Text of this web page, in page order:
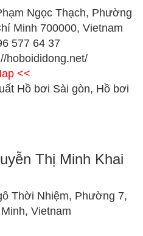
Ngọc Thạch, Phường
Minh 700000, Vietnam
577 64 37
hoboididong.net/
<<
Hồ bơi Sài gòn, Hồ bơi
Thị Minh Khai
Thời Nhiệm, Phường 7,
Vietnam